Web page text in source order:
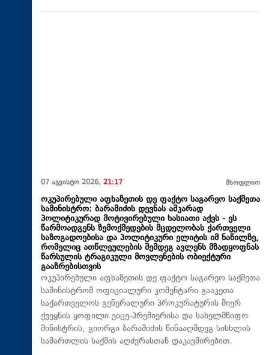
07 აგვისტო 2026, 21:17 მსოფლიო
ოკუპირებული აფხაზეთის დე ფაქტო საგარეო საქმეთა
სამინისტრო: ბარამიძის დევნას აშკარად
პოლიტიკურად მოტივირებული ხასიათი აქვს - ეს
წარმოადგენს ზემოქმედების მცდელობას ქართველი
საზოგადოებისა და პოლიტიკური ელიტის იმ ნაწილზე,
რომელიც ათწლეულების შემდეგ ავლენს მზადყოფნას
წარსულის ტრაგიკული მოვლენების ობიექტური
გააზრებისთვის
ოკუპირებული აფხაზეთის დე ფაქტო საგარეო საქმეთა
სამინისტრომ ოფიციალური კომენტარი გააკეთა
საქართველოს გენერალური პროკურატურის მიერ
ქვეყნის ყოფილი ვიცე-პრემიერისა და სახელმწიფო
მინისტრის, გიორგი ბარამიძის წინააღმდეგ სისხლის
სამართლის საქმის აღძვრასთან დაკავშირებით.